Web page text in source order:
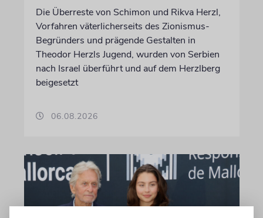
Die Überreste von Schimon und Rikva Herzl,
Vorfahren väterlicherseits des Zionismus-
Begründers und prägende Gestalten in
Theodor Herzls Jugend, wurden von Serbien
nach Israel überführt und auf dem Herzlberg
beigesetzt
06.08.2026